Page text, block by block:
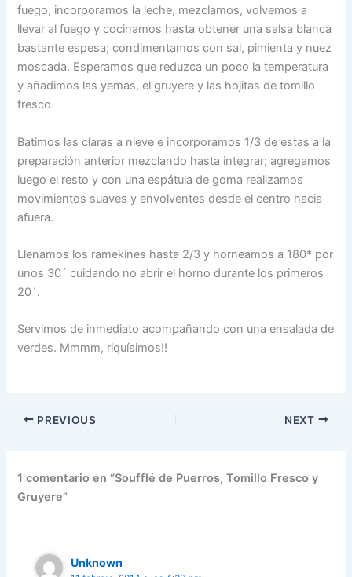
fuego, incorporamos la leche, mezclamos, volvemos a
llevar al fuego y cocinamos hasta obtener una salsa blanca
bastante espesa; condimentamos con sal, pimienta y nuez
moscada. Esperamos que reduzca un poco la temperatura
y añadimos las yemas, el gruyere y las hojitas de tomillo
fresco.
Batimos las claras a nieve e incorporamos 1/3 de estas a la
preparación anterior mezclando hasta integrar; agregamos
luego el resto y con una espátula de goma realizamos
movimientos suaves y envolventes desde el centro hacia
afuera.
Llenamos los ramekines hasta 2/3 y horneamos a 180* por
unos 30´ cuidando no abrir el horno durante los primeros
20´.
Servimos de inmediato acompañando con una ensalada de
verdes. Mmmm, riquísimos!!
PREVIOUS NEXT
1 comentario en “Soufflé de Puerros, Tomillo Fresco y
Gruyere”
Unknown